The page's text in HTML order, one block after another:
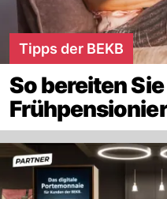
Tipps der BEKB
So bereiten